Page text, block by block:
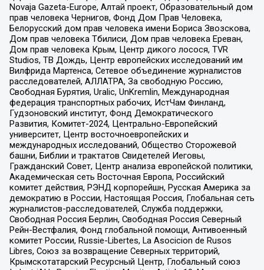
Novaja Gazeta-Europe, Алтай проект, Образовательный дом
прав человека Чернигов, Фонд Дом Прав Человека,
Белорусский дом прав человека имени Бориса Звозскова,
Дом прав человека Тбилиси, Дом прав человека Ереван,
Дом прав человека Крым, Центр дикого лосося, TVR
Studios, ТВ Дождь, Центр европейских исследований им
Вилфрида Мартенса, Сетевое объединение журналистов
расследователей, АЛЛАТРА, За свободную Россию,
Свободная Бурятия, Uralic, UnKremlin, Международная
федерация транспортных рабочих, ИстЧам Финланд,
Гудзоновский институт, Фонд Демократического
Развития, Комитет-2024, Центрально-Европейский
университет, Центр восточноевропейских и
международных исследований, Общество Сторожевой
башни, Библии и трактатов Свидетелей Иеговы,
Гражданский Совет, Центр анализа европейской политики,
Академическая сеть Восточная Европа, Российский
комитет действия, РЭНД корпорейшн, Русская Америка за
демократию в России, Настоящая Россия, Глобальная сеть
журналистов-расследователей, Служба поддержки,
Свободная Россия Берлин, Свободная Россия Северный
Рейн-Вестфалия, Фонд глобальной помощи, Антивоенный
комитет России, Russie-Libertes, La Asocicion de Rusos
Libres, Союз за возвращение Северных территорий,
Крымскотатарский Ресурсный Центр, Глобальный союз